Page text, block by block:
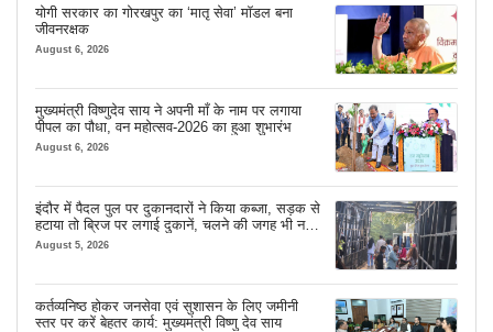
योगी सरकार का गोरखपुर का ‘मातृ सेवा’ मॉडल बना
जीवनरक्षक
August 6, 2026
मुख्यमंत्री विष्णुदेव साय ने अपनी माँ के नाम पर लगाया
पीपल का पौधा, वन महोत्सव-2026 का हुआ शुभारंभ
August 6, 2026
इंदौर में पैदल पुल पर दुकानदारों ने किया कब्जा, सड़क से
हटाया तो ब्रिज पर लगाई दुकानें, चलने की जगह भी नहीं
मिल रही
August 5, 2026
कर्तव्यनिष्ठ होकर जनसेवा एवं सुशासन के लिए जमीनी
स्तर पर करें बेहतर कार्य: मुख्यमंत्री विष्णु देव साय